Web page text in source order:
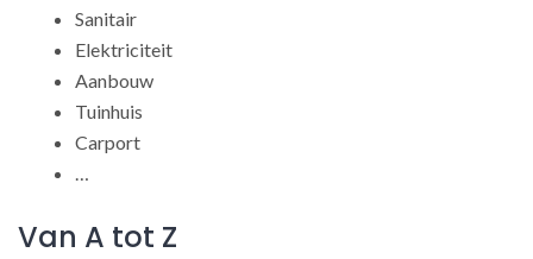
Sanitair
Elektriciteit
Aanbouw
Tuinhuis
Carport
…
Van A tot Z